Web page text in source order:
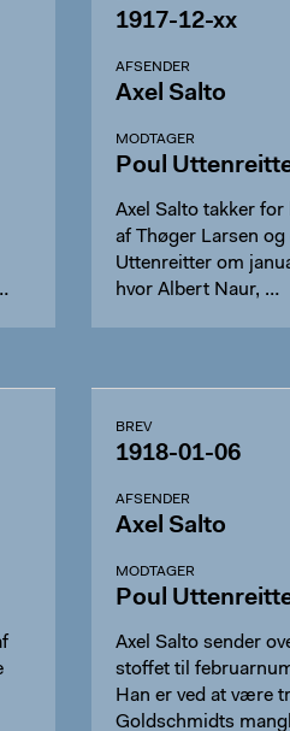
1917-12-xx
AFSENDER
Axel Salto
MODTAGER
Poul
Axel Salto takker for
af Thøger Larsen
Uttenreitter om
hvor Albert Naur, …
BREV
1918-01-06
AFSENDER
Axel Salto
MODTAGER
Poul
Axel Salto sender
stoffet til
Han er ved at være
Goldschmidts